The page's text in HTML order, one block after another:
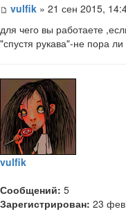
vulfik » 21 сен 2015,
для чего вы работаете
"спустя рукава"-не пора
vulfik
Сообщений: 5
Зарегистрирован: 23